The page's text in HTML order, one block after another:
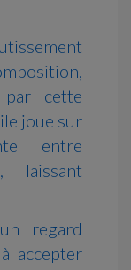
par cette
joue sur
entre
laissant
regard
accepter